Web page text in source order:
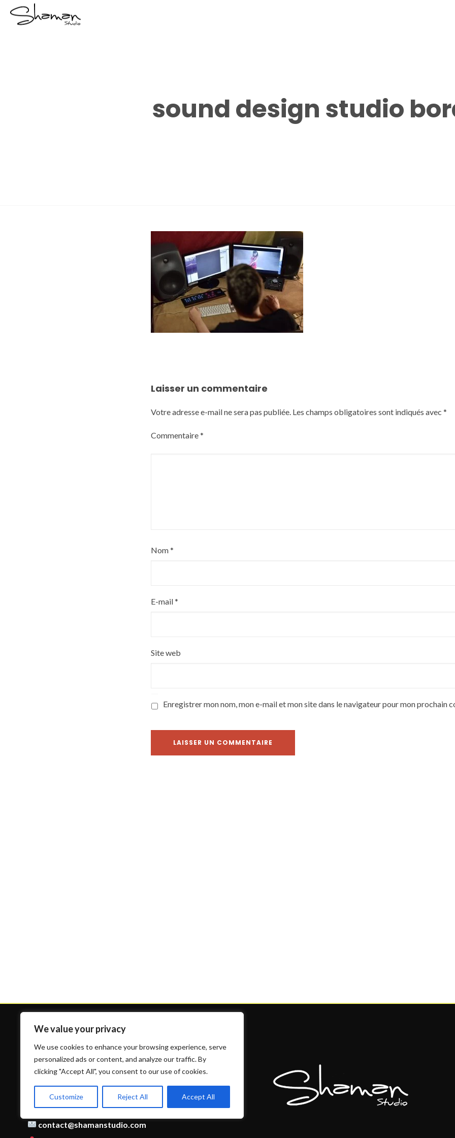
We value your privacy
We use cookies to enhance your browsing experience, serve
personalized ads or content, and analyze our traffic. By
clicking "Accept All", you consent to our use of cookies.
Customize Reject All Accept All
sound design studio
Laisser un commentaire
Votre adresse e-mail ne sera pas publiée. Les champs obligatoires sont indiqués avec *
Commentaire*
Nom*
E-mail*
Site web
Enregistrer mon nom, mon e-mail et mon site dans le navigateur pour mon prochain
09 53 90 58 03
contact@shamanstudio.com